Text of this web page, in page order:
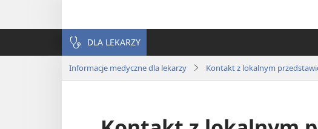
DLA LEKARZY
Informacje medyczne dla lekarzy Kontakt z lokalnym